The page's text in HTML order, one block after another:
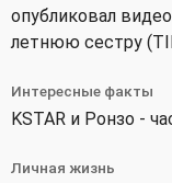
опубликовал
летнюю сестру
Интересные факты
KSTAR и Ронзо -
Личная жизнь